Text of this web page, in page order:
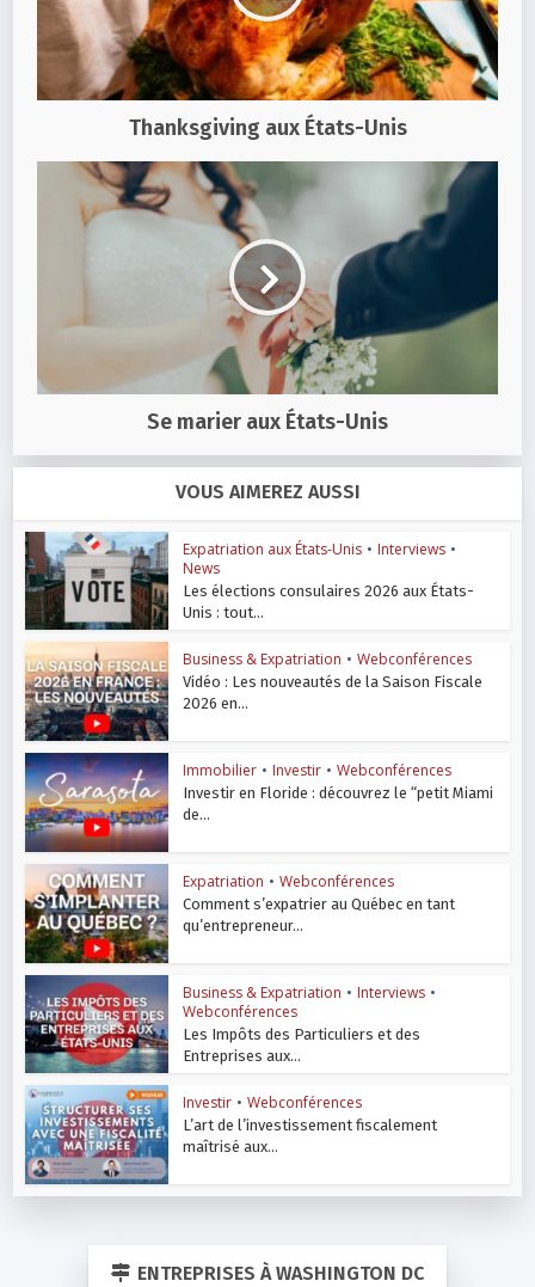
Thanksgiving aux États-Unis
Se marier aux États-Unis
VOUS AIMEREZ AUSSI
Expatriation aux États-Unis • Interviews •
News
Les élections consulaires 2026 aux États-
Unis : tout...
Business & Expatriation • Webconférences
Vidéo : Les nouveautés de la Saison Fiscale
2026 en...
Immobilier • Investir • Webconférences
Investir en Floride : découvrez le “petit Miami
de...
Expatriation • Webconférences
Comment s’expatrier au Québec en tant
qu’entrepreneur...
Business & Expatriation • Interviews •
Webconférences
Les Impôts des Particuliers et des
Entreprises aux...
Investir • Webconférences
L’art de l’investissement fiscalement
maîtrisé aux...
ENTREPRISES À WASHINGTON DC